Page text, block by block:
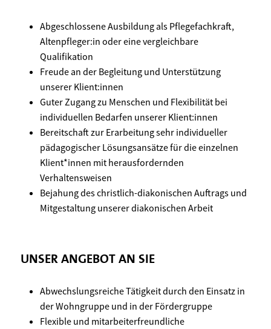
Abgeschlossene Ausbildung als Pflegefachkraft,
Altenpfleger:in oder eine vergleichbare
Qualifikation
Freude an der Begleitung und Unterstützung
unserer Klient:innen
Guter Zugang zu Menschen und Flexibilität bei
individuellen Bedarfen unserer Klient:innen
Bereitschaft zur Erarbeitung sehr individueller
pädagogischer Lösungsansätze für die einzelnen
Klient*innen mit herausfordernden
Verhaltensweisen
Bejahung des christlich-diakonischen Auftrags und
Mitgestaltung unserer diakonischen Arbeit
UNSER ANGEBOT AN SIE
Abwechslungsreiche Tätigkeit durch den Einsatz in
der Wohngruppe und in der Fördergruppe
Flexible und mitarbeiterfreundliche